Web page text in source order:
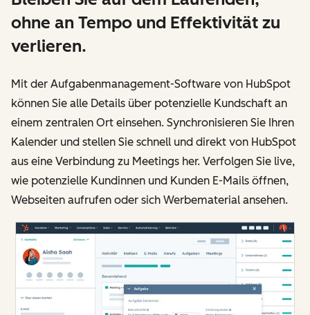
ohne an Tempo und Effektivität zu
verlieren.
Mit der Aufgabenmanagement-Software von HubSpot
können Sie alle Details über potenzielle Kundschaft an
einem zentralen Ort einsehen. Synchronisieren Sie Ihren
Kalender und stellen Sie schnell und direkt von HubSpot
aus eine Verbindung zu Meetings her. Verfolgen Sie live,
wie potenzielle Kundinnen und Kunden E-Mails öffnen,
Webseiten aufrufen oder sich Werbematerial ansehen.